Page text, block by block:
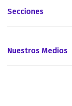
Secciones
Nuestros Medios